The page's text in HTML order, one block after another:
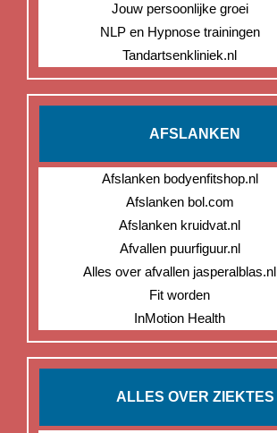
Jouw persoonlijke groei
NLP en Hypnose trainingen
Tandartsenkliniek.nl
AFSLANKEN
Afslanken bodyenfitshop.nl
Afslanken bol.com
Afslanken kruidvat.nl
Afvallen puurfiguur.nl
Alles over afvallen jasperalblas.nl
Fit worden
InMotion Health
ALLES OVER ZIEKTES